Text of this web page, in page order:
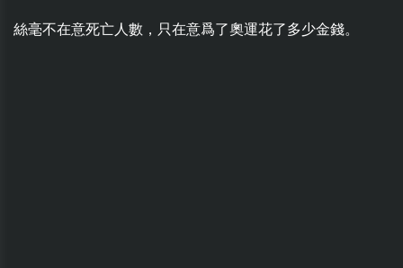
絲毫不在意死亡人數，只在意爲了奧運花了多少金錢。